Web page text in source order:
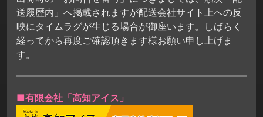
送履歴内」へ掲載されますが配送会社サイト上への反
映にタイムラグが生じる場合が御座います。しばらく
経ってから再度ご確認頂きます様お願い申し上げま
す。
■有限会社「高知アイス」